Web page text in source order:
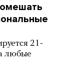
21-
любые